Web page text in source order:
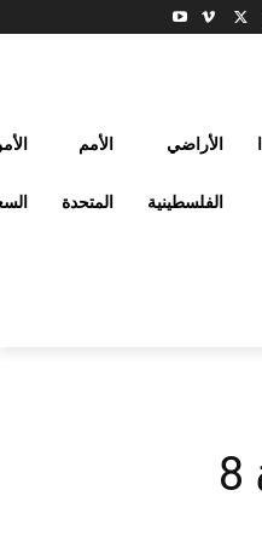
الأراضي
الفلسطينية
الأمم
المتحدة
اليابان تحذّر من تسونامي بعد زلزال بقوة 8